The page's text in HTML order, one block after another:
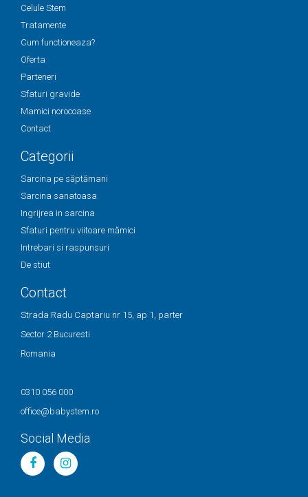
Celule Stem
Tratamente
Cum functioneaza?
Oferta
Parteneri
Sfaturi gravide
Mamici norocoase
Contact
Categorii
Sarcina pe săptămani
Sarcina sanatoasa
Ingrijrea in sarcina
Sfaturi pentru viitoare mămici
Intrebari si raspunsuri
De stiut
Contact
Strada Radu Captariu nr 15, ap 1, parter
Sector 2 Bucuresti
Romania
0310 056 000
office@babystem.ro
Social Media